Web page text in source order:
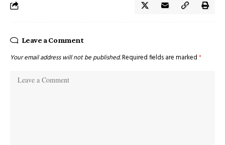
Leave a Comment
Your email address will not be published.Required fields are marked *